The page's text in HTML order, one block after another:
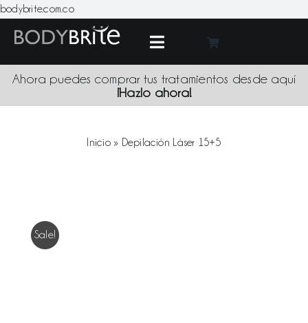
bodybrite.com.coSkip
content
Toggle
Navigation
Ahora puedes comprar tus tratamientos desde aquí
¡Hazlo ahora!
Inicio» Depilación Láser 15+5
Sale!